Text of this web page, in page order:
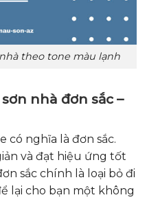
theo tone màu lạnh
nhà đơn sắc –
có nghĩa là đơn sắc.
và đạt hiệu ứng tốt
sắc chính là loại bỏ đi
lại cho bạn một không